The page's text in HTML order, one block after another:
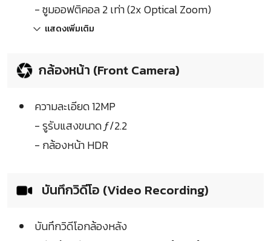
- ซูมออฟติคอล 2 เท่า (2x Optical Zoom)
แสดงเพิ่มเติม
กล้องหน้า (Front Camera)
ความละเอียด 12MP
- รูรับแสงขนาด ƒ/2.2
- กล้องหน้า HDR
บันทึกวิดีโอ (Video Recording)
บันทึกวิดีโอกล้องหลัง